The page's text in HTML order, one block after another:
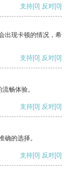
支持[0] 反对[0]
出现卡顿的情况，希
支持[0] 反对[0]
畅体验。
支持[0] 反对[0]
确的选择。
支持[0] 反对[0]